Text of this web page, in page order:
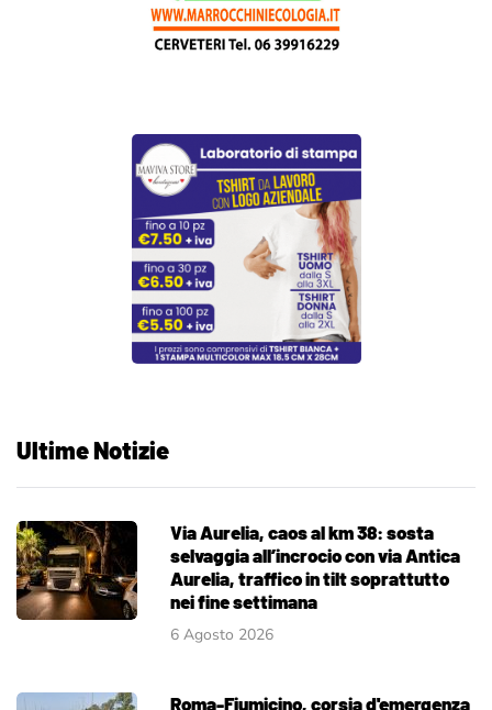
Ultime Notizie
Via Aurelia, caos al km 38: sosta
selvaggia all’incrocio con via Antica
Aurelia, traffico in tilt soprattutto
nei fine settimana
6 Agosto 2026
Roma-Fiumicino, corsia d'emergenza